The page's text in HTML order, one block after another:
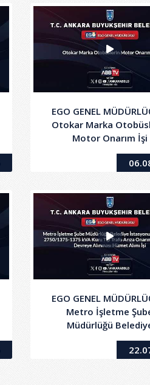
EGO GENEL
Otokar Marka
Motor Onarım İşi
EGO GENEL
Metro İşletme
Müdürlüğü
İstasyonunda
2750/1375-1375 kVA